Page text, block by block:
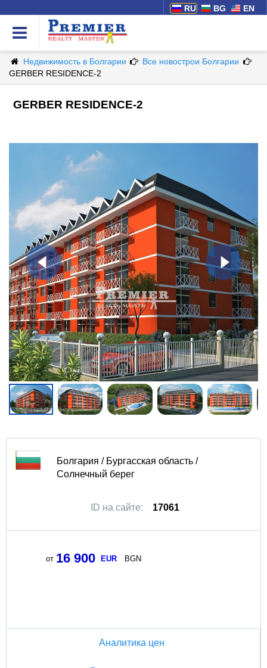
RU BG EN
Недвижимость в Болгарии
Все новострои Болгарии
GERBER RESIDENCE-2
GERBER RESIDENCE-2
Болгария / Бургасская область /
Солнечный берег
17061
ID на сайте:
от 16 900 EUR BGN
Аналитика цен